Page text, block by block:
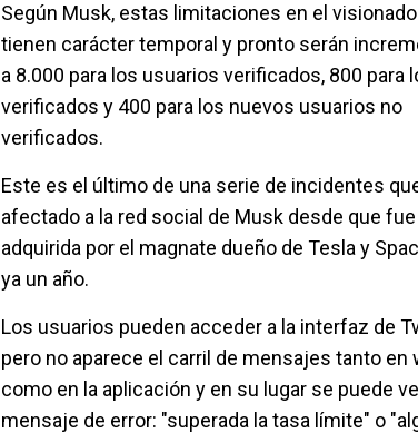
Según Musk, estas limitaciones en el
tienen carácter temporal y pronto serán
a 8.000 para los usuarios verificados, 800 para
verificados y 400 para los nuevos usuarios no
verificados.
Este es el último de una serie de incidentes
afectado a la red social de Musk desde que fue
adquirida por el magnate dueño de Tesla y
ya un año.
Los usuarios pueden acceder a la interfaz de
pero no aparece el carril de mensajes tanto en
como en la aplicación y en su lugar se puede
mensaje de error: "superada la tasa límite" o